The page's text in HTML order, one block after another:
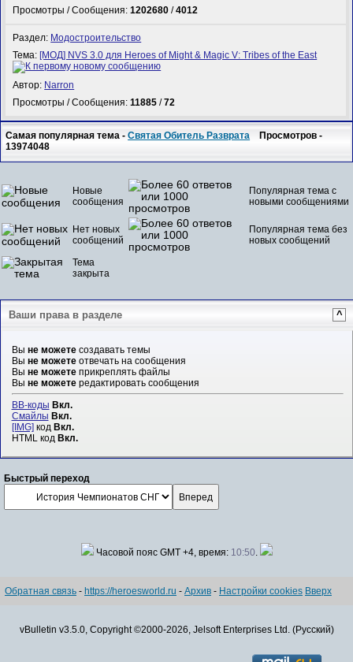
Просмотры / Сообщения:1202680 /4012
Раздел: Модостроительство
Тема: [МОД] NVS 3.0 для Heroes of Might & Magic V: Tribes of the East
Автор: Narron
Просмотры / Сообщения:11885 /72
Самая популярная тема -Святая Обитель Разврата Просмотров -
13974048
Новые
сообщения
Популярная тема с
новыми сообщениями
Нет новых
сообщений
Популярная тема без
новых сообщений
Тема
закрыта
Ваши права в разделе ^
Вы не можетесоздавать темы
Вы не можетеотвечать на сообщения
Вы не можетеприкреплять файлы
Вы не можетередактировать сообщения
BB-коды Вкл.
Смайлы Вкл.
[IMG]код Вкл.
HTML код Вкл.
Быстрый переход
Часовой пояс GMT +4, время: 10:50.
Обратная связь - https://heroesworld.ru - Архив - Настройки cookies Вверх
vBulletin v3.5.0, Copyright ©2000-2026, Jelsoft Enterprises Ltd. (Русский)